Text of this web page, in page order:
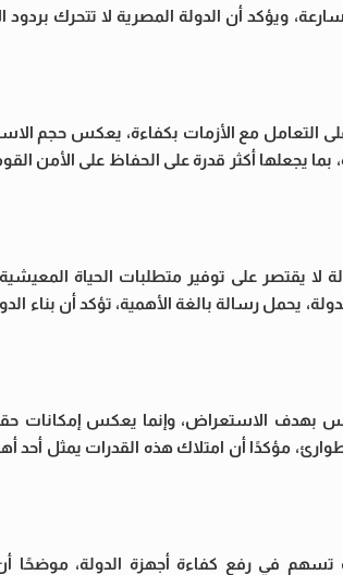
ويؤكد أن الدولة المصرية لا تتحرك بردود
التعامل مع الأزمات بكفاءة، يعكس حجم
بما يجعلها أكثر قدرة على الحفاظ على الأمن
على توفير متطلبات الحياة المعيشية
رسالة بالغة الأهمية، تؤكد أن بناء
بهدف الاستعراض، وإنما يعكس إمكانات
مؤكدًا أن امتلاك هذه القدرات يمثل أحد
في رفع كفاءة أجهزة الدولة، موضحًا أن